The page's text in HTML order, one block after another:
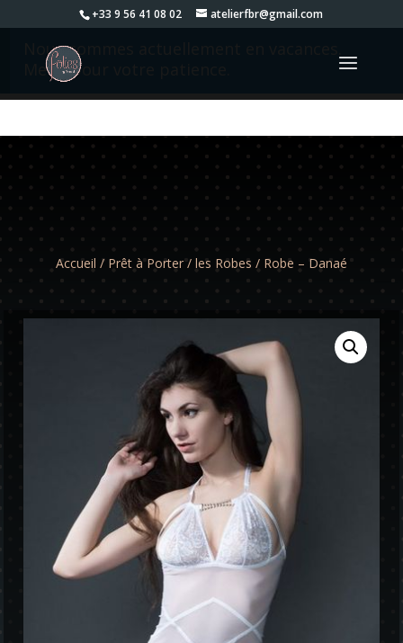
+33 9 56 41 08 02 atelierfbr@gmail.com
Nous sommes actuellement en vacances.
Merci pour votre patience.
Accueil / Prêt à Porter / les Robes / Robe – Danaé